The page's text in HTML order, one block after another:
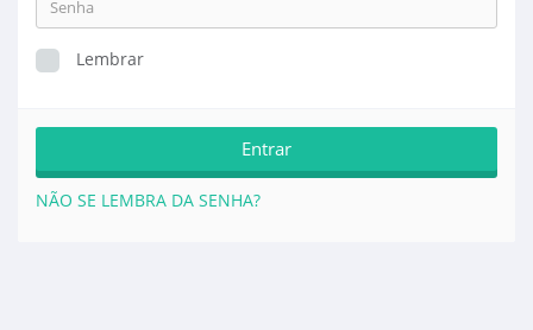
Lembrar
NÃO SE LEMBRA DA SENHA?